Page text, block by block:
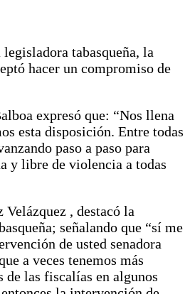
tabasqueña, la
hacer un compromiso de
expresó que: “Nos llena
esta disposición. Entre todas
paso a paso para
y libre de violencia a todas
, destacó la
señalando que “sí me
de usted senadora
a veces tenemos más
de las fiscalías en algunos